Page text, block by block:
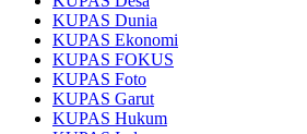
KUPAS Dunia
KUPAS Ekonomi
KUPAS FOKUS
KUPAS Foto
KUPAS Garut
KUPAS Hukum